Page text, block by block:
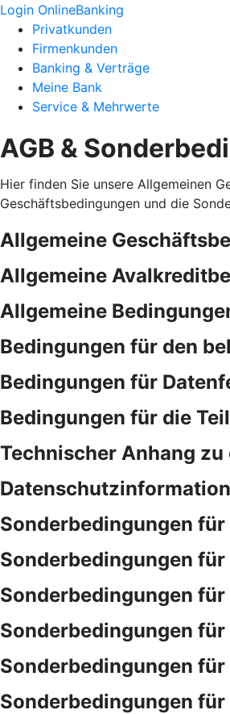
Login OnlineBanking
Privatkunden
Firmenkunden
Banking & Verträge
Meine Bank
Service & Mehrwerte
AGB &
Hier finden Sie unsere Allgemeinen
Geschäftsbedingungen und die
Allgemeine
Allgemeine
Allgemeine
Bedingungen für den
Bedingungen für
Bedingungen für die
Technischer Anhang
Sonderbedingungen
Sonderbedingungen
Sonderbedingungen
Sonderbedingungen
Sonderbedingungen
Sonderbedingungen